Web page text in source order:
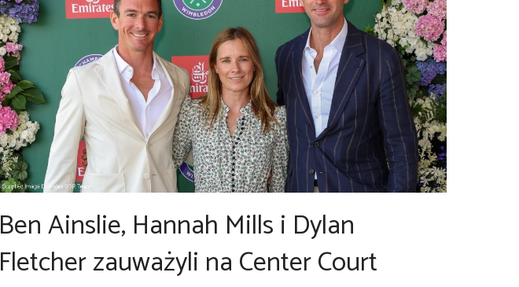
Ben Ainslie, Hannah Mills i Dylan
Fletcher zauważyli na Center Court